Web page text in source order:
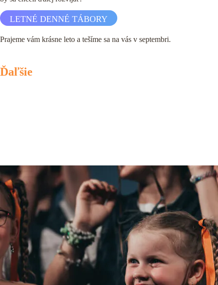
LETNÉ DENNÉ TÁBORY
Prajeme vám krásne leto a tešíme sa na vás v septembri.
Ďaľšie